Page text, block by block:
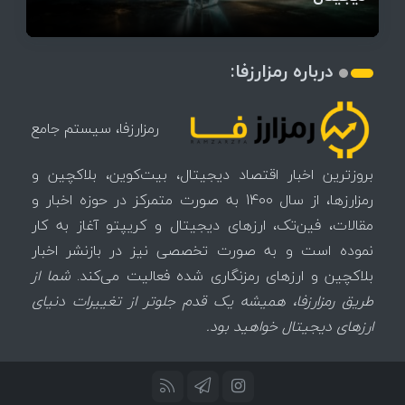
درباره رمزارزفا:
رمزارزفا، سیستم جامع
بروزترین اخبار اقتصاد دیجیتال، بیت‌کوین، بلاکچین و
رمزارزها، از سال 1400 به صورت متمرکز در حوزه اخبار و
مقالات، فین‌تک، ارزهای‌ دیجیتال و کریپتو آغاز به کار
نموده است و به صورت تخصصی نیز در بازنشر اخبار
بلاکچین و ارزهای رمزنگاری شده فعالیت می‌کند.شما از
طریق رمزارزفا، همیشه یک قدم جلوتر از تغییرات دنیای
ارزهای دیجیتال خواهید بود.